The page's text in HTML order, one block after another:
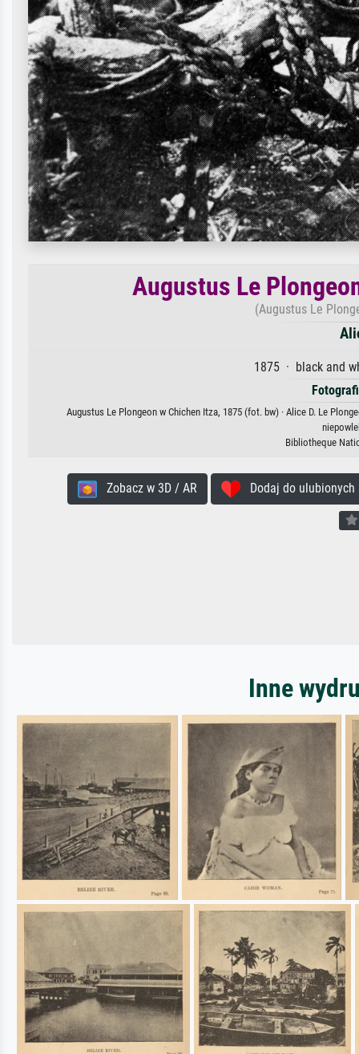
Augustus Le
(Augustus Le
1875 · black and
Augustus Le Plongeon w Chichen Itza, 1875 (fot. bw) · Alice D. Le
Bibliotheque
Zobacz w 3D / AR Dodaj do ulubionych
Inne